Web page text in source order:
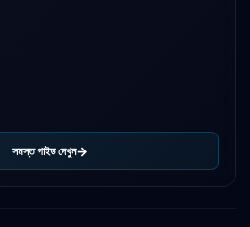
সমস্ত গাইড দেখুন